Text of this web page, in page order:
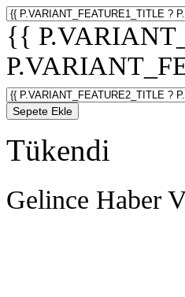
{{
Sepete Ekle
Tükendi
Gelince Haber